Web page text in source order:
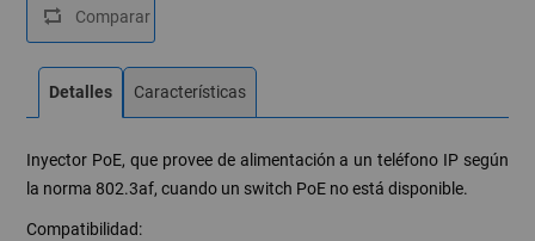
Detalles Características
Inyector PoE, que provee de alimentación a un teléfono IP según
la norma 802.3af, cuando un switch PoE no está disponible.
Compatibilidad: